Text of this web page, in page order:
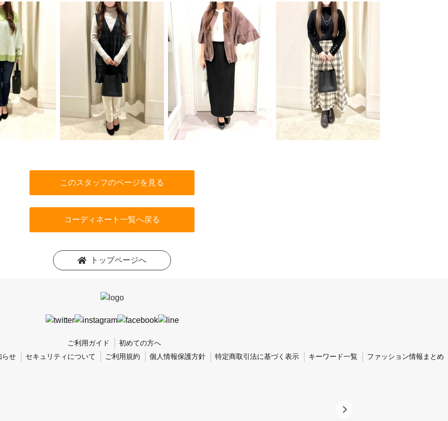
このスタッフのページを見る
コーディネート一覧へ戻る
トップページへ
ご利用ガイド
初めての方へ
らせ
セキュリティについて ご利用規約 個人情報保護方針 特定商取引法に基づく表示 キーワード一覧 ファッション情報まとめ